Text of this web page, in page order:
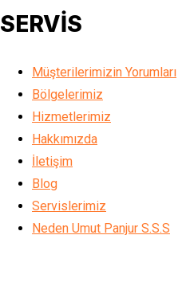
SERVİS
Müşterilerimizin Yorumları
Bölgelerimiz
Hizmetlerimiz
Hakkımızda
İletişim
Blog
Servislerimiz
Neden Umut Panjur S.S.S